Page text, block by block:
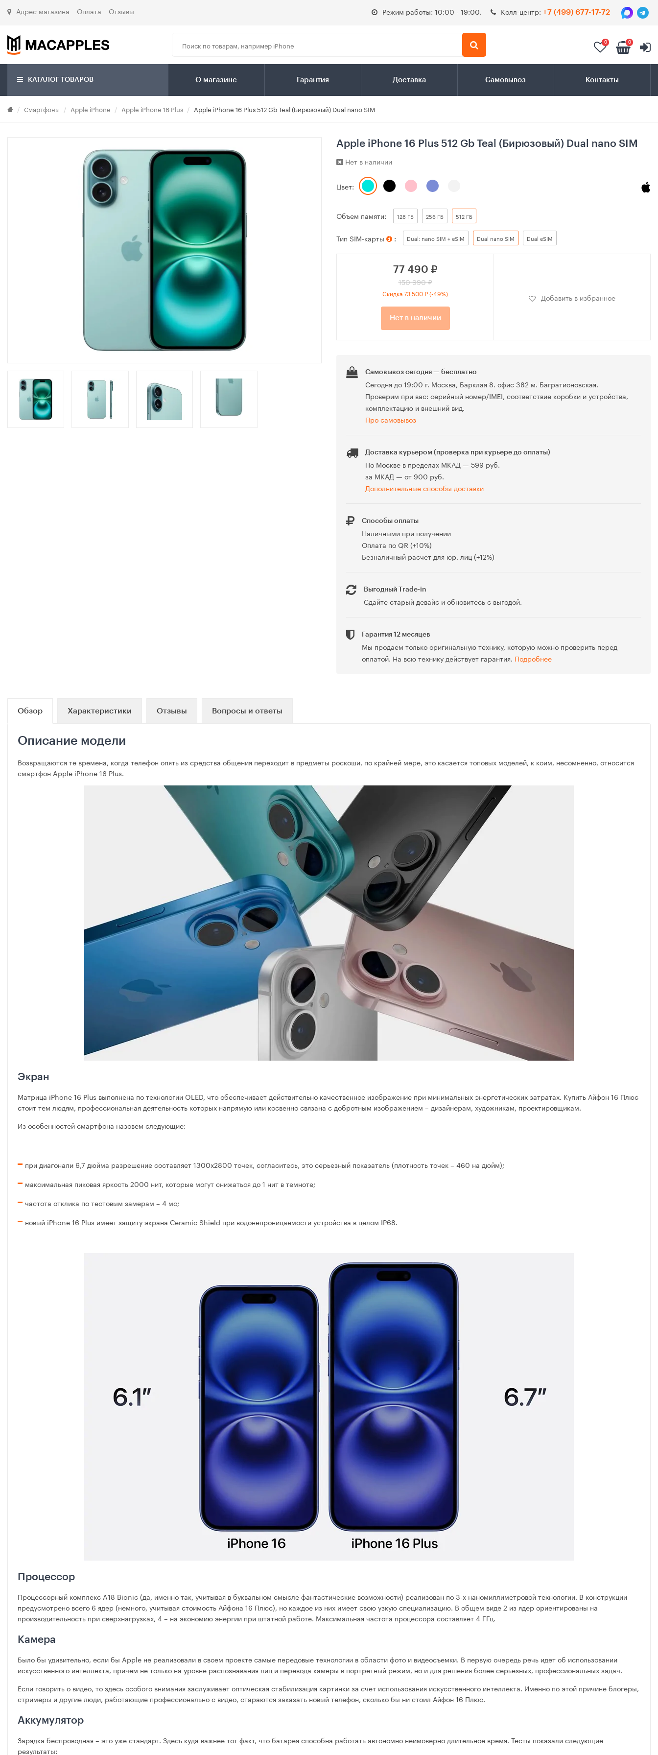
Адрес магазина Оплата Отзывы Режим работы: 10:00 - 19:00. Колл-центр: +7 (499) 677-17-72
0 0
КАТАЛОГ ТОВАРОВ О магазине Гарантия Доставка Самовывоз Контакты
Смартфоны Apple iPhone Apple iPhone 16 Plus Apple iPhone 16 Plus 512 Gb Teal (Бирюзовый) Dual nano SIM
Apple iPhone 16 Plus 512 Gb Teal (Бирюзовый) Dual nano SIM
Нет в наличии
Цвет:
Объем памяти: 128 ГБ 256 ГБ 512 ГБ
Тип SIM-карты : Dual: nano SIM + eSIM Dual nano SIM Dual eSIM
77 490 ₽
150 990 ₽
Скидка 73 500 ₽ (-49%)
Нет в наличии
Добавить в избранное
Самовывоз сегодня — бесплатно
Сегодня до 19:00 г. Москва, Барклая 8. офис 382 м. Багратионовская.
Проверим при вас: серийный номер/IMEI, соответствие коробки и устройства,
комплектацию и внешний вид.
Про самовывоз
Доставка курьером (проверка при курьере до оплаты)
По Москве в пределах МКАД — 599 руб.
за МКАД — от 900 руб.
Дополнительные способы доставки
Способы оплаты
Наличными при получении
Оплата по QR (+10%)
Безналичный расчет для юр. лиц (+12%)
Выгодный Trade-in
Сдайте старый девайс и обновитесь с выгодой.
Гарантия 12 месяцев
Мы продаем только оригинальную технику, которую можно проверить перед
оплатой. На всю технику действует гарантия. Подробнее
Обзор Характеристики Отзывы Вопросы и ответы
Описание модели
Возвращаются те времена, когда телефон опять из средства общения переходит в предметы роскоши, по крайней мере, это касается топовых моделей, к коим, несомненно, относится
смартфон Apple iPhone 16 Plus.
Экран
Матрица iPhone 16 Plus выполнена по технологии OLED, что обеспечивает действительно качественное изображение при минимальных энергетических затратах. Купить Айфон 16 Плюс
стоит тем людям, профессиональная деятельность которых напрямую или косвенно связана с добротным изображением – дизайнерам, художникам, проектировщикам.
Из особенностей смартфона назовем следующие:
при диагонали 6,7 дюйма разрешение составляет 1300х2800 точек, согласитесь, это серьезный показатель (плотность точек – 460 на дюйм);
максимальная пиковая яркость 2000 нит, которые могут снижаться до 1 нит в темноте;
частота отклика по тестовым замерам – 4 мс;
новый iPhone 16 Plus имеет защиту экрана Ceramic Shield при водонепроницаемости устройства в целом IP68.
Процессор
Процессорный комплекс A18 Bionic (да, именно так, учитывая в буквальном смысле фантастические возможности) реализован по 3-х наномиллиметровой технологии. В конструкции
предусмотрено всего 6 ядер (немного, учитывая стоимость Айфона 16 Плюс), но каждое из них имеет свою узкую специализацию. В общем виде 2 из ядер ориентированы на
производительность при сверхнагрузках, 4 – на экономию энергии при штатной работе. Максимальная частота процессора составляет 4 ГГц.
Камера
Было бы удивительно, если бы Apple не реализовали в своем проекте самые передовые технологии в области фото и видеосъемки. В первую очередь речь идет об использовании
искусственного интеллекта, причем не только на уровне распознавания лиц и перевода камеры в портретный режим, но и для решения более серьезных, профессиональных задач.
Если говорить о видео, то здесь особого внимания заслуживает оптическая стабилизация картинки за счет использования искусственного интеллекта. Именно по этой причине блогеры,
стримеры и другие люди, работающие профессионально с видео, стараются заказать новый телефон, сколько бы ни стоил Айфон 16 Плюс.
Аккумулятор
Зарядка беспроводная – это уже стандарт. Здесь куда важнее тот факт, что батарея способна работать автономно неимоверно длительное время. Тесты показали следующие
результаты: